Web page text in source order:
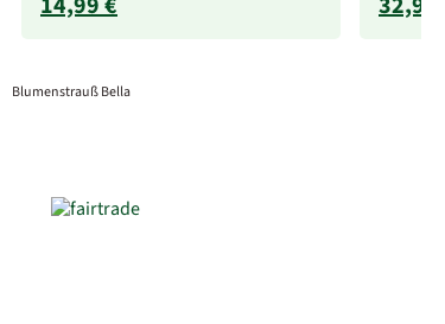
Blumenstrauß Bella